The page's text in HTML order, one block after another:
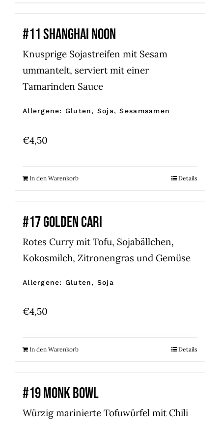
#11 SHANGHAI NOON
Knusprige Sojastreifen mit Sesam
ummantelt, serviert mit einer
Tamarinden Sauce
Allergene: Gluten, Soja, Sesamsamen
€4,50
In den Warenkorb Details
#17 GOLDEN CARI
Rotes Curry mit Tofu, Sojabällchen,
Kokosmilch, Zitronengras und Gemüse
Allergene: Gluten, Soja
€4,50
In den Warenkorb Details
#19 MONK BOWL
Würzig marinierte Tofuwürfel mit Chili